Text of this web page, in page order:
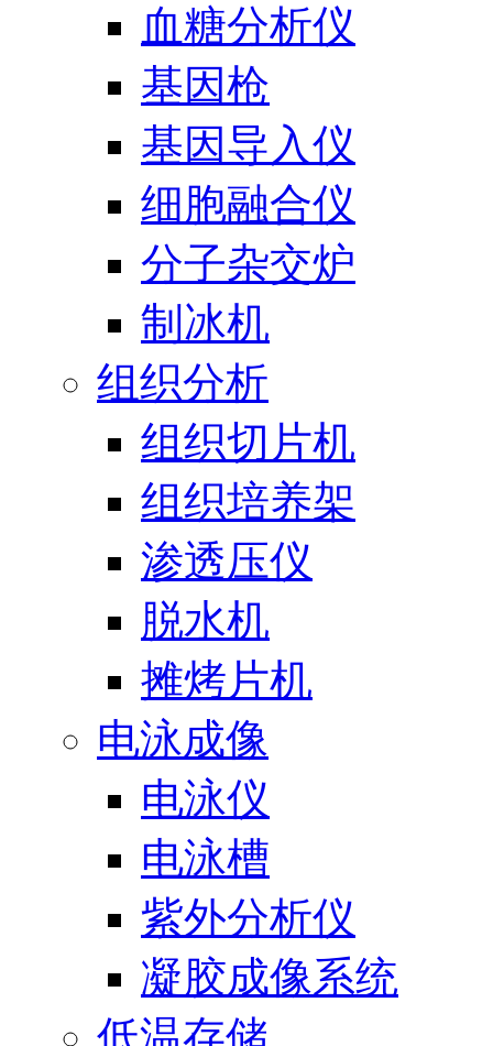
血糖分析仪
基因枪
基因导入仪
细胞融合仪
分子杂交炉
制冰机
组织分析
组织切片机
组织培养架
渗透压仪
脱水机
摊烤片机
电泳成像
电泳仪
电泳槽
紫外分析仪
凝胶成像系统
低温存储